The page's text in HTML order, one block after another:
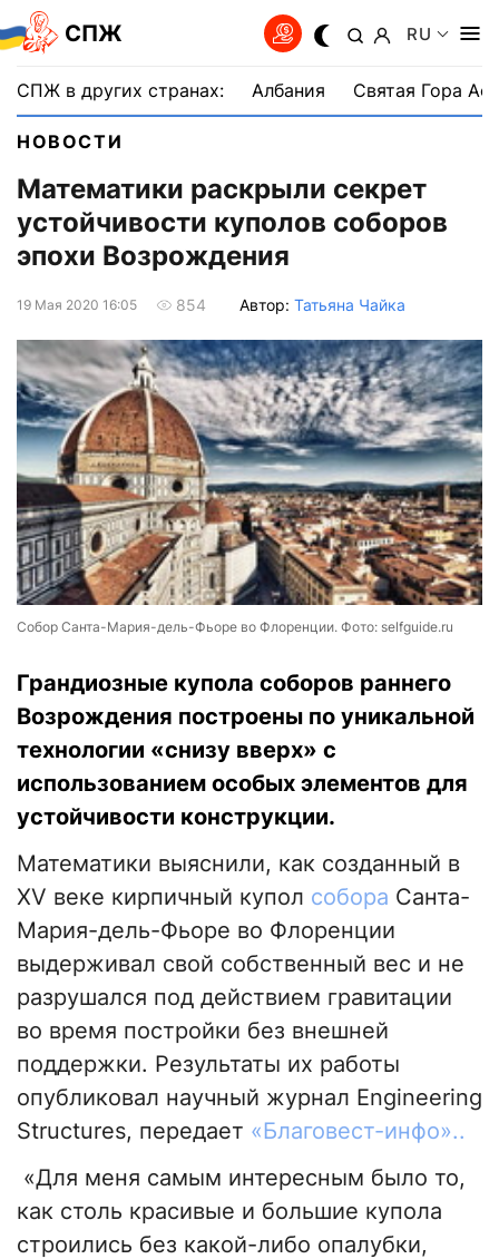
СПЖ RU
СПЖ в других странах: Албания Святая Гора
НОВОСТИ
Математики раскрыли секрет
устойчивости куполов соборов
эпохи Возрождения
19 Мая 2020 16:05 854 Автор: Татьяна Чайка
Собор Санта-Мария-дель-Фьоре во Флоренции. Фото: selfguide.ru
Грандиозные купола соборов раннего
Возрождения построены по уникальной
технологии «снизу вверх» с
использованием особых элементов для
устойчивости конструкции.
Математики выяснили, как созданный в
XV веке кирпичный купол собора Санта-
Мария-дель-Фьоре во Флоренции
выдерживал свой собственный вес и не
разрушался под действием гравитации
во время постройки без внешней
поддержки. Результаты их работы
опубликовал научный журнал Engineering
Structures, передает «Благовест-инфо»..
«Для меня самым интересным было то,
как столь красивые и большие купола
строились без какой-либо опалубки,